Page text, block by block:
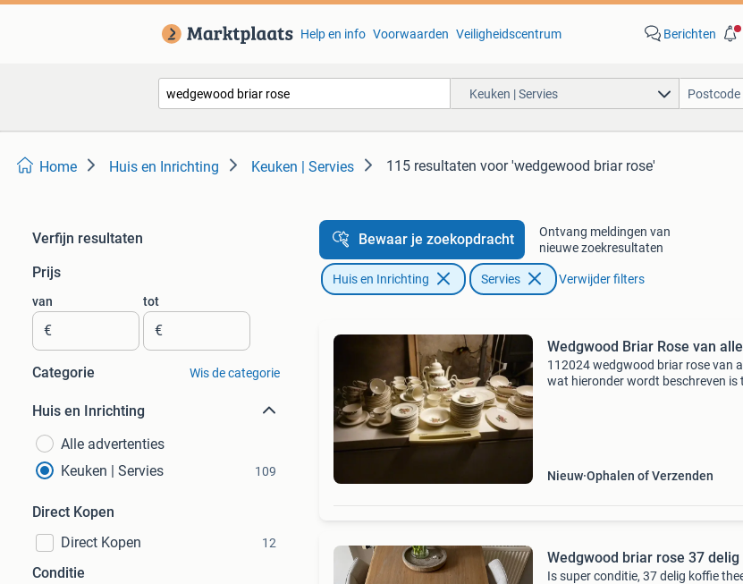
Help en info Voorwaarden Veiligheidscentrum Berichten
Keuken | Servies
Home Huis en Inrichting Keuken | Servies 115 resultaten voor 'wedgewood briar rose'
Verfijn resultaten
Prijs
van
€
tot
€
Categorie Wis de categorie
Huis en Inrichting
Alle advertenties
Keuken | Servies
109
Direct Kopen
Direct Kopen
12
Conditie
Bewaar je zoekopdracht
Ontvang meldingen van
nieuwe zoekresultaten
Huis en Inrichting Servies Verwijder filters
Wedgwood Briar Rose van
112024 wedgwood briar rose van
wat hieronder wordt beschreven is
Nieuw Ophalen of Verzenden
Wedgwood briar rose 37
Is super conditie, 37 delig koffie